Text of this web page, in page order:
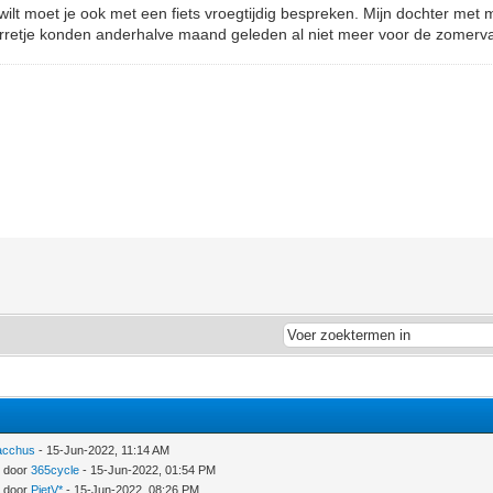
moet je ook met een fiets vroegtijdig bespreken. Mijn dochter met
konden anderhalve maand geleden al niet meer voor de
- 15-Jun-2022, 11:14 AM
door365cycle - 15-Jun-2022, 01:54 PM
door PietV* - 15-Jun-2022, 08:26 PM